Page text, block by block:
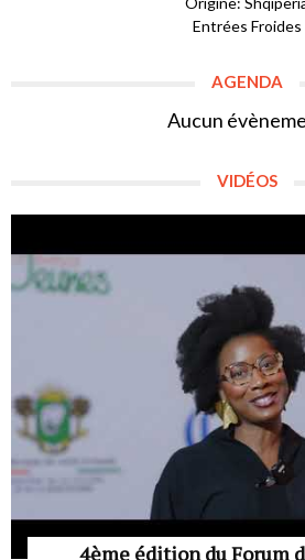
Entrées Froides
AGENDA
Aucun
VIDÉOS
4ème édition du Forum